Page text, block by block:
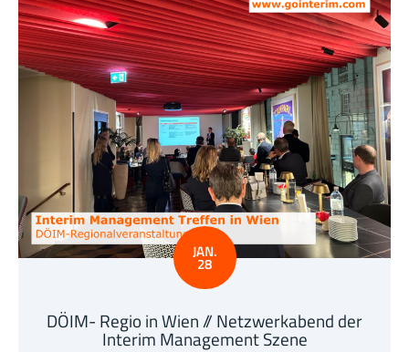
JAN.
28
DÖIM- Regio in Wien // Netzwerkabend der
Interim Management Szene